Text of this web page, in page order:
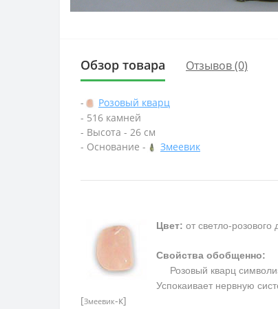
Обзор товара Отзывов (0)
-
Розовый кварц
- 516 камней
- Высота - 26 см
- Основание -
Змеевик
Цвет: от светло-
Свойства обобщенно:
Розовый кварц
Успокаивает нервную
[Змеевик-к]